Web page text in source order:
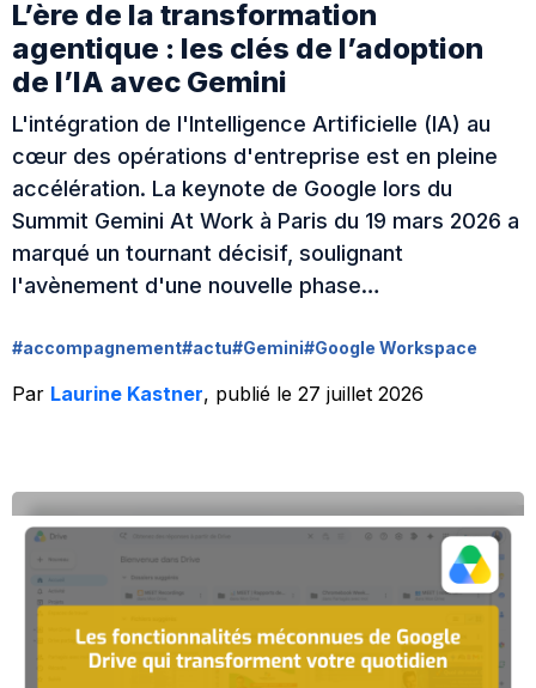
L’ère de la transformation
agentique : les clés de l’adoption
de l’IA avec Gemini
L'intégration de l'Intelligence Artificielle (IA) au
cœur des opérations d'entreprise est en pleine
accélération. La keynote de Google lors du
Summit Gemini At Work à Paris du 19 mars 2026 a
marqué un tournant décisif, soulignant
l'avènement d'une nouvelle phase…
#accompagnement#actu#Gemini#Google Workspace
Par Laurine Kastner, publié le 27 juillet 2026